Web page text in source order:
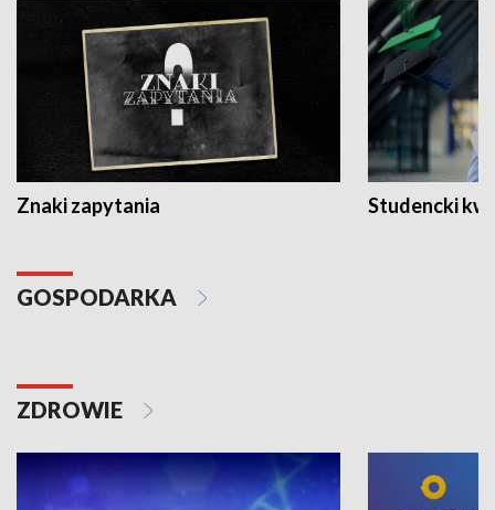
Znaki zapytania Studencki
GOSPODARKA
ZDROWIE